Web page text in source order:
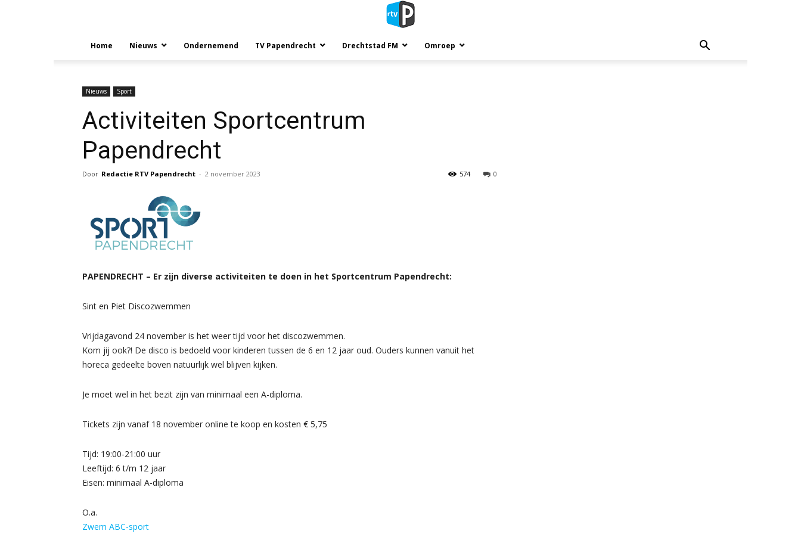
Home Nieuws Ondernemend TV Papendrecht Drechtstad FM Omroep
Nieuws Sport
Activiteiten Sportcentrum
Papendrecht
Door Redactie RTV Papendrecht - 2 november 2023 0
574
PAPENDRECHT – Er zijn diverse activiteiten te doen in het Sportcentrum Papendrecht:
Sint en Piet Discozwemmen
Vrijdagavond 24 november is het weer tijd voor het discozwemmen.
Kom jij ook?! De disco is bedoeld voor kinderen tussen de 6 en 12 jaar oud. Ouders kunnen vanuit het
horeca gedeelte boven natuurlijk wel blijven kijken.
Je moet wel in het bezit zijn van minimaal een A-diploma.
Tickets zijn vanaf 18 november online te koop en kosten € 5,75
Tijd: 19:00-21:00 uur
Leeftijd: 6 t/m 12 jaar
Eisen: minimaal A-diploma
O.a.
Zwem ABC-sport